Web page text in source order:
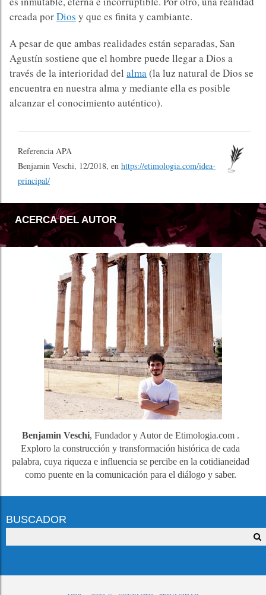
creada porDios y que es finita y cambiante.
A pesar de que ambas realidades están separadas, San
Agustín sostiene que el hombre puede llegar a Dios a
través de la interioridad del alma(la luz natural de Dios se
encuentra en nuestra alma y mediante ella es posible
alcanzar el conocimiento auténtico).
Referencia APA
Benjamin Veschi, 12/2018, en https://etimologia.com/idea-
principal/
ACERCA DEL AUTOR
Benjamin Veschi, Fundador y Autor de Etimologia.com .
Exploro la construcción y transformación histórica de cada
palabra, cuya riqueza e influencia se percibe en la cotidianeidad
como puente en la comunicación para el diálogo y saber.
BUSCADOR